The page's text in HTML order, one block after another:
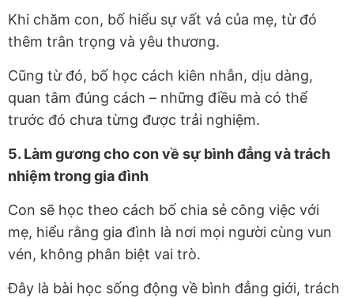
Khi chăm con, bố hiểu sự vất vả của mẹ, từ đó
thêm trân trọng và yêu thương.
Cũng từ đó, bố học cách kiên nhẫn, dịu dàng,
quan tâm đúng cách – những điều mà có thể
trước đó chưa từng được trải nghiệm.
5. Làm gương cho con về sự bình đẳng và trách
nhiệm trong gia đình
Con sẽ học theo cách bố chia sẻ công việc với
mẹ, hiểu rằng gia đình là nơi mọi người cùng vun
vén, không phân biệt vai trò.
Đây là bài học sống động về bình đẳng giới, trách